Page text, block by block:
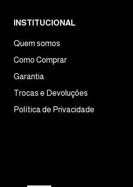
INSTITUCIONAL
Quem somos
Como Comprar
Garantia
Trocas e Devoluções
Política de Privacidade